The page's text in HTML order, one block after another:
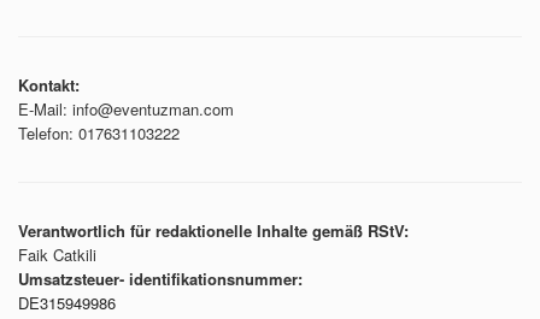
Kontakt:
E-Mail: info@eventuzman.com
Telefon: 017631103222
Verantwortlich für redaktionelle Inhalte gemäß RStV:
Faik Catkili
Umsatzsteuer- identifikationsnummer:
DE315949986